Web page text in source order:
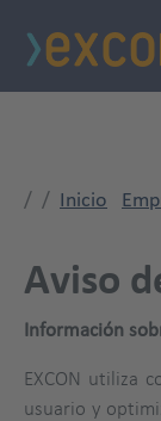
Inicio
Aviso
Información
EXCON utiliza
usuario y